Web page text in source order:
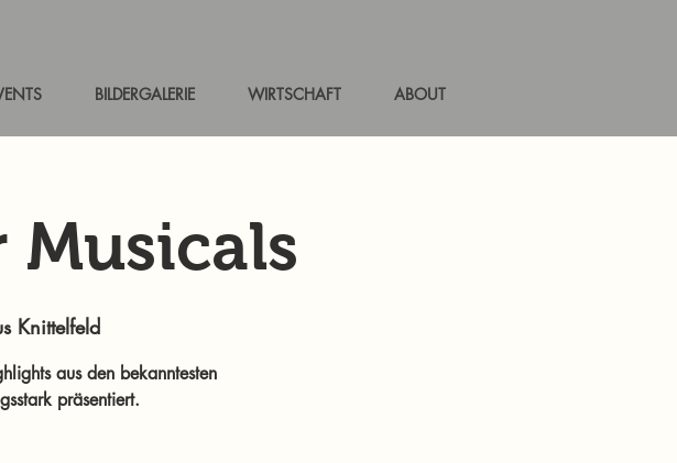
BILDERGALERIE WIRTSCHAFT ABOUT
Musicals
Knittelfeld
aus den bekanntesten
präsentiert.